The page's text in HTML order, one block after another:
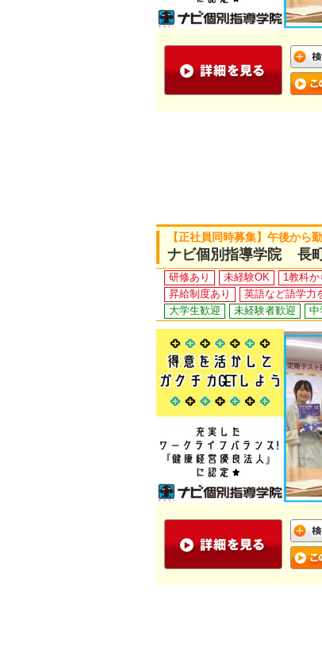
【正社員同時募集】午後か
ナビ個別指導学院 長
研修あり 未経験OK 1教科
昇給制度あり
英語など語学力
大学生歓迎
未経験者歓迎 中